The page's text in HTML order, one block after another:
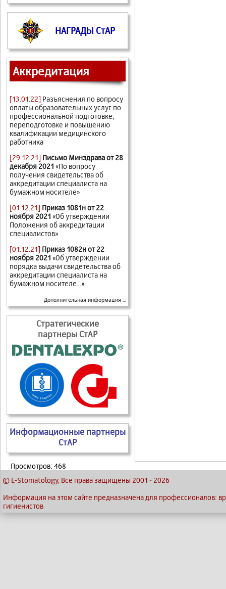
НАГРАДЫ СтАР
Аккредитация
[13.01.22] Разъяснения по вопросу
оплаты образовательных услуг по
профессиональной подготовке,
переподготовке и повышению
квалификации медицинского
работника
[29.12.21] Письмо Минздрава от 28
декабря 2021 «По вопросу
получения свидетельства об
аккредитации специалиста на
бумажном носителе»
[01.12.21] Приказ 1081н от 22
ноября 2021 «Об утверждении
Положения об аккредитации
специалистов»
[01.12.21] Приказ 1082н от 22
ноября 2021 «Об утверждении
порядка выдачи свидетельства об
аккредитации специалиста на
бумажном носителе...»
Дополнительная информация ...
Стратегические
партнеры СтАР
Информационные партнеры
СтАР
Просмотров: 468
© E-Stomatology, Все права защищены 2001 - 2026
Информация на этом сайте предназначена для профессионалов:
гигиенистов